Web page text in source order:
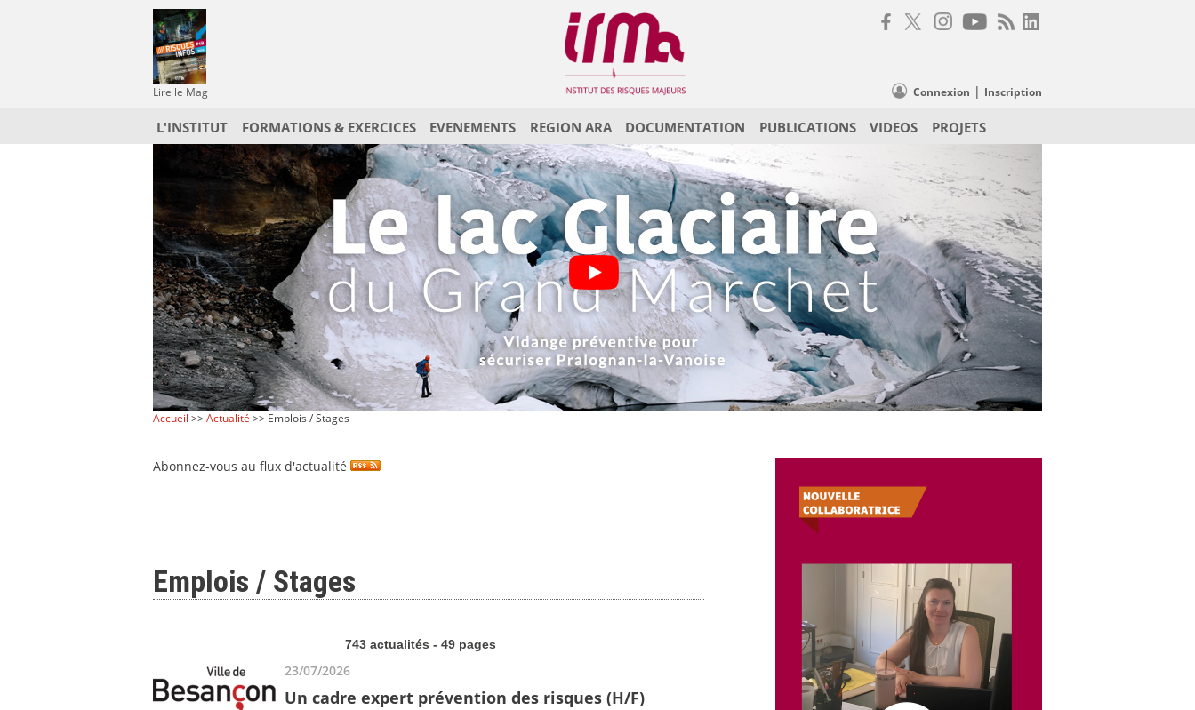
Lire le Mag Connexion | Inscription
L'INSTITUT FORMATIONS & EXERCICES EVENEMENTS REGION ARA DOCUMENTATION PUBLICATIONS VIDEOS PROJETS
Accueil >>Actualité >> Emplois / Stages
Abonnez-vous au flux d'actualité
Emplois / Stages
743 actualités - 49 pages
23/07/2026
Un cadre expert prévention des risques (H/F)